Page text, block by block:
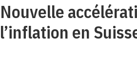
Nouvelle
l’inflation en